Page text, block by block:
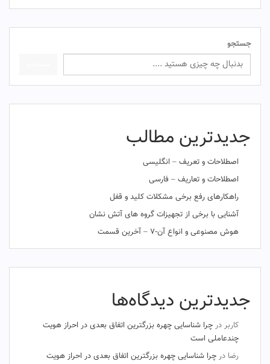
جستجو
جدیدترین مطالب
اصطلاحات و تعریف – انگلیسی
اصطلاحات و تعاریف – فارسی
راهکارهای رفع برخی مشکلات کلید و قفل
آشنایی با برخی از تجهیزات گروه های آتش نشان
هوش مصنوعی و انواع آن-۷ – آخرین قسمت
جدیدترین دیدگاه‌ها
کاربر در چرا شناسایی چهره بزرگترین اتفاق بعدی در احراز هویت
چندعاملی است
رضا در چرا شناسایی چهره بزرگترین اتفاق بعدی در احراز هویت